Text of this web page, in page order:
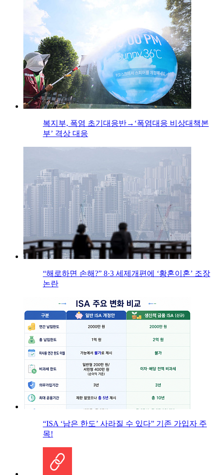
복지부, 폭염 초기대응반→‘폭염대응 비상대책본
부’ 격상 대응
“해로하면 손해?” 8·3 세제개편에 ‘황혼이혼’ 조장
논란
“ISA ‘남은 한도’ 사라질 수 있다” 기존 가입자 주
목!